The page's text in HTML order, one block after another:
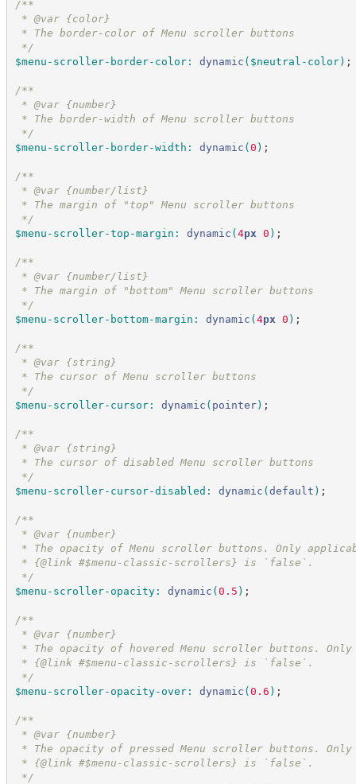
/**
* @var {color}
* The border-color of Menu scroller buttons
*/
$menu-scroller-border-color: dynamic ( $neutral-color) ;
/**
* @var {number}
* The border-width of Menu scroller buttons
*/
$menu-scroller-border-width : dynamic (0 ) ;
/**
* @var {number/list}
* The margin of "top" Menu scroller buttons
*/
$menu-scroller-top-margin : dynamic (4px 0 ) ;
/**
* @var {number/list}
* The margin of "bottom" Menu scroller buttons
*/
$menu-scroller-bottom-margin : dynamic (4px 0 ) ;
/**
* @var {string}
* The cursor of Menu scroller buttons
*/
$menu-scroller-cursor: dynamic ( pointer) ;
/**
* @var {string}
* The cursor of disabled Menu scroller buttons
*/
$menu-scroller-cursor-disabled : dynamic (default ) ;
/**
* @var {number}
* The opacity of Menu scroller buttons. Only
* {@link #$menu-classic-scrollers} is `false`.
*/
$menu-scroller-opacity: dynamic (0.5 ) ;
/**
* @var {number}
* The opacity of hovered Menu scroller buttons. Only
* {@link #$menu-classic-scrollers} is `false`.
*/
$menu-scroller-opacity-over: dynamic (0.6 ) ;
/**
* @var {number}
* The opacity of pressed Menu scroller buttons. Only
* {@link #$menu-classic-scrollers} is `false`.
*/